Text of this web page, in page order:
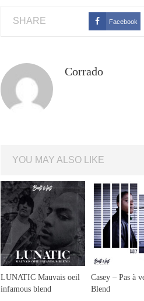
SHARE Facebook
Corrado
YOU MAY ALSO LIKE
LUNATIC Mauvais oeil
infamous blend
Casey – Pas à
Blend